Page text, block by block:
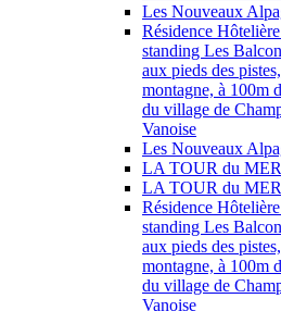
Les Nouveaux
Résidence
standing Les
aux pieds des
montagne, à 100m
du village de
Vanoise
Les Nouveaux
LA TOUR du
LA TOUR du
Résidence
standing Les
aux pieds des
montagne, à 100m
du village de
Vanoise